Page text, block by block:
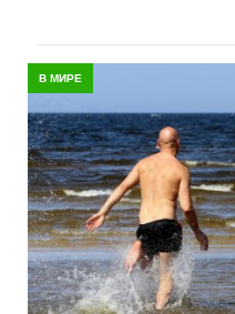
В МИРЕ